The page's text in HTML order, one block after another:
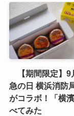
【期間限定】9
急の日 横浜消防
がコラボ！「横
べてみた